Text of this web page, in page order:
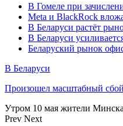
В Гомеле при
Meta и BlackRock
В Беларуси растёт
В Беларуси
Беларуский рынок
В Беларуси
Произошел масштабный
Утром 10 мая жители
Prev Next